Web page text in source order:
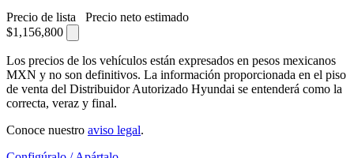
Precio de lista
Precio neto estimado
$1,156,800
Los precios de los vehículos están expresados en pesos mexicanos
MXN y no son definitivos. La información proporcionada en el piso
de venta del Distribuidor Autorizado Hyundai se entenderá como la
correcta, veraz y final.
Conoce nuestro aviso legal.